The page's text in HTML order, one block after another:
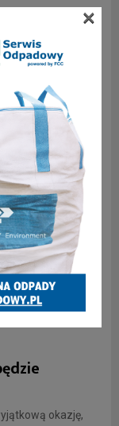
W mieście
Tragedii
okazję,
×